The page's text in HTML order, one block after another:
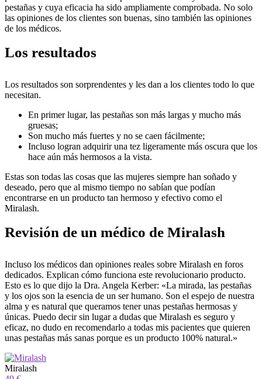
pestañas y cuya eficacia ha sido ampliamente comprobada. No solo
las opiniones de los clientes son buenas, sino también las opiniones
de los médicos.
Los resultados
Los resultados son sorprendentes y les dan a los clientes todo lo que
necesitan.
En primer lugar, las pestañas son más largas y mucho más
gruesas;
Son mucho más fuertes y no se caen fácilmente;
Incluso logran adquirir una tez ligeramente más oscura que los
hace aún más hermosos a la vista.
Estas son todas las cosas que las mujeres siempre han soñado y
deseado, pero que al mismo tiempo no sabían que podían
encontrarse en un producto tan hermoso y efectivo como el
Miralash.
Revisión de un médico de Miralash
Incluso los médicos dan opiniones reales sobre Miralash en foros
dedicados. Explican cómo funciona este revolucionario producto.
Esto es lo que dijo la Dra. Angela Kerber: «La mirada, las pestañas
y los ojos son la esencia de un ser humano. Son el espejo de nuestra
alma y es natural que queramos tener unas pestañas hermosas y
únicas. Puedo decir sin lugar a dudas que Miralash es seguro y
eficaz, no dudo en recomendarlo a todas mis pacientes que quieren
unas pestañas más sanas porque es un producto 100% natural.»
Miralash